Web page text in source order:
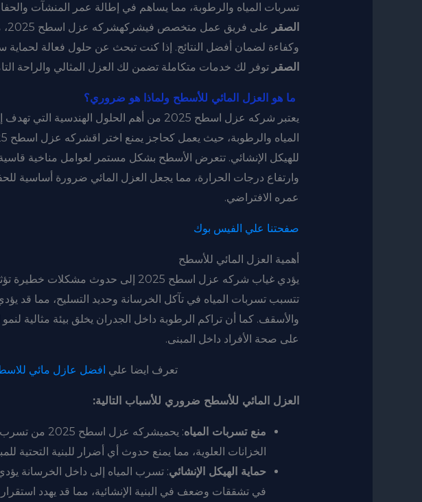
تسربات المياه والرطوبة، مما يساهم في إطالة عمر المنشآت والحفاظ
الصقر
وكفاءة لضمان أفضل النتائج. إذا كنت تبحث عن حلول فعالة
الصقر توفر لك خدمات متكاملة تضمن لك العزل المثالي والراحة
ما هو العزل المائي للأسطح ولماذا هو ضروري؟
يعتبر شركه عزل اسطح 2025 من أهم الحلول
للهيكل الإنشائي. تتعرض الأسطح بشكل مستمر لعوامل مناخية
وارتفاع درجات الحرارة، مما يجعل العزل المائي ضرورة أساسية
عمره الافتراضي.
صفحتنا علي الفيس بوك
أهمية العزل المائي للأسطح
يؤدي غياب شركه عزل اسطح 2025 إلى حدوث
تتسبب تسربات المياه في تآكل الخرسانة وحديد التسليح، مما قد
والأسقف. كما أن تراكم الرطوبة داخل الجدران يخلق بيئة مثالية لنمو
على صحة الأفراد داخل المبنى.
تعرف ايضا علي افضل عازل مائي
العزل المائي للأسطح ضروري للأسباب التالية:
منع تسربات المياه
: يحميشركه عزل
الخزانات العلوية، مما يمنع حدوث أي أضرار للبنية التحتية
حماية الهيكل الإنشائي: تسرب المياه إلى داخل الخرسانة
في تشققات وضعف في البنية الإنشائية، مما قد يهدد استقرار